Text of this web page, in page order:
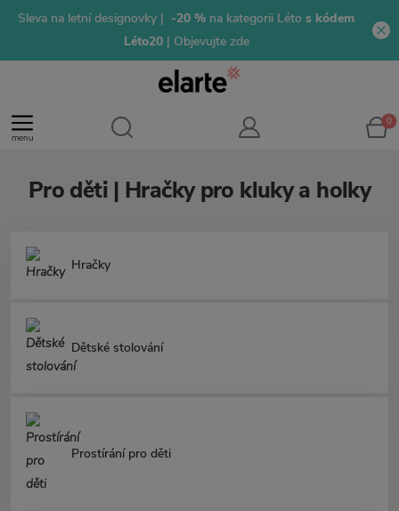
Sleva na letní designovky | -20 % na kategorii Léto s kódem
Léto20 | Objevujte zde
menu
0
Pro děti | Hračky pro kluky a holky
Hračky
Dětské stolování
Prostírání pro děti